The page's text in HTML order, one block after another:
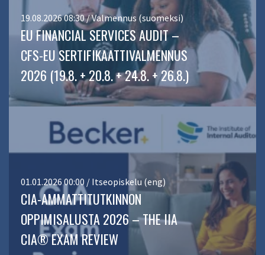
19.08.2026 08:30 / Valmennus (suomeksi)
EU FINANCIAL SERVICES AUDIT –
CFS-EU SERTIFIKAATTIVALMENNUS
2026 (19.8. + 20.8. + 24.8. + 26.8.)
01.01.2026 00:00 / Itseopiskelu (eng)
CIA-AMMATTITUTKINNON
OPPIMISALUSTA 2026 – THE IIA
CIA® EXAM REVIEW